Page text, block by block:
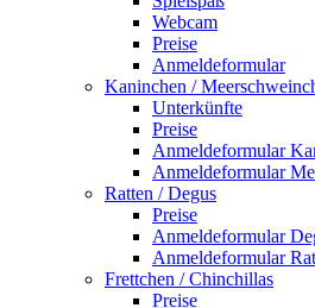
Webcam
Preise
Anmeldeformular
Kaninchen /
Unterkünfte
Preise
Anmeldeformular
Anmeldeformular
Ratten / Degus
Preise
Anmeldeformular
Anmeldeformular
Frettchen / Chinchillas
Preise